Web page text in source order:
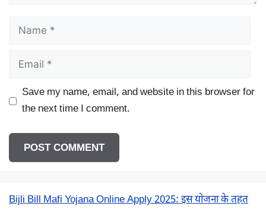
Name
Email
Save my name, email, and website in this browser for
the next time I comment.
Bijli Bill Mafi Yojana Online Apply 2025: इस योजना के तहत